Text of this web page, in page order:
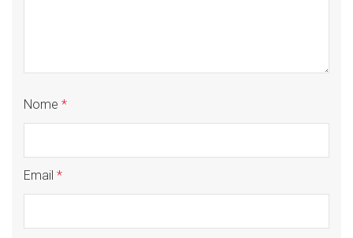
Nome *
Email *